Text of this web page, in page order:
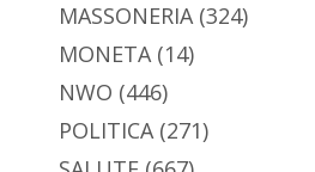
MASSONERIA(324)
MONETA(14)
NWO (446)
POLITICA(271)